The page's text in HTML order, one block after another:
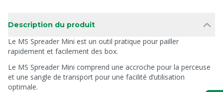
Description du produit
Le MS Spreader Mini est un outil pratique pour pailler
rapidement et facilement des box.
Le MS Spreader Mini comprend une accroche pour la perceuse
et une sangle de transport pour une facilité d’utilisation
optimale.